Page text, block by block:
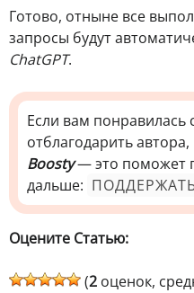
Готово, отныне все
запросы будут
ChatGPT.
Если вам понравилась
отблагодарить
Boosty— это поможет
дальше:
Оцените Статью:
(2 оценок,